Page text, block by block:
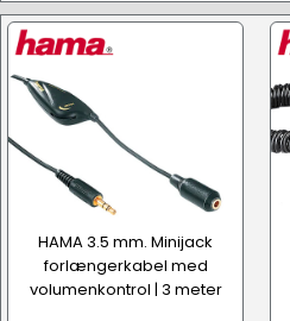
Møbler & Indretning
HAMA 3.5 mm. Minijack
forlængerkabel med
volumenkontrol | 3 meter